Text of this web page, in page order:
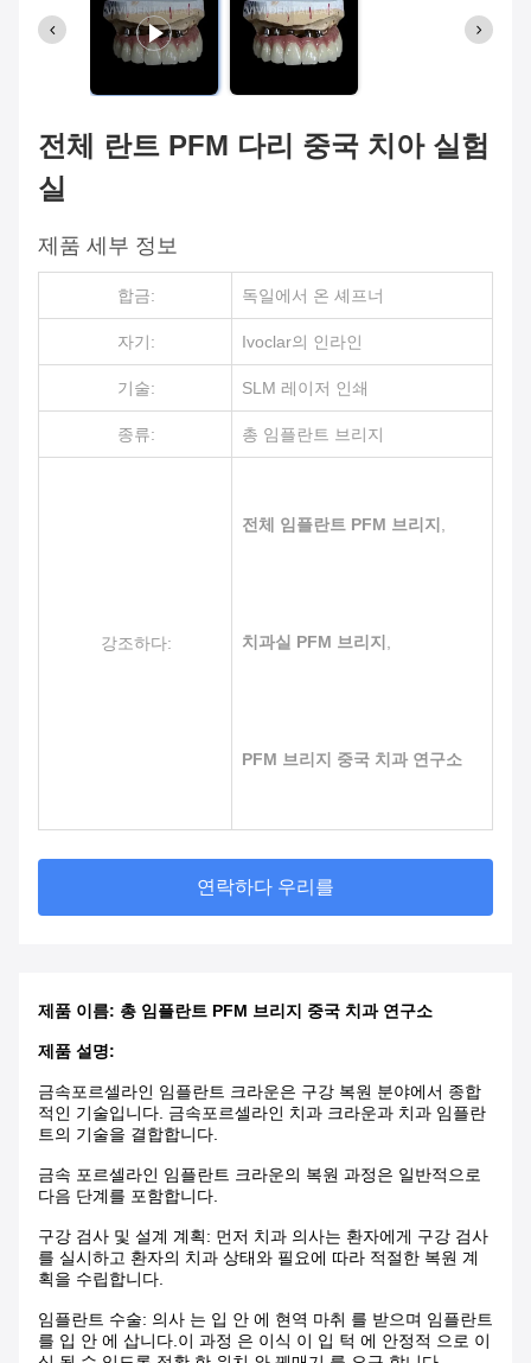
전체 란트 PFM 다리 중국 치아 실험
실
제품 세부 정보
합금: 독일에서 온 셰프너
자기: Ivoclar의 인라인
기술: SLM 레이저 인쇄
종류: 총 임플란트 브리지
강조하다:
전체 임플란트 PFM 브리지
치과실 PFM 브리지
PFM 브리지 중국 치과 연구소
연락하다 우리를
제품 이름: 총 임플란트 PFM 브리지 중국 치과 연구소
제품 설명:
금속포르셀라인 임플란트 크라운은 구강 복원 분야에서 종합
적인 기술입니다. 금속포르셀라인 치과 크라운과 치과 임플란
트의 기술을 결합합니다.
금속 포르셀라인 임플란트 크라운의 복원 과정은 일반적으로
다음 단계를 포함합니다.
구강 검사 및 설계 계획: 먼저 치과 의사는 환자에게 구강 검사
를 실시하고 환자의 치과 상태와 필요에 따라 적절한 복원 계
획을 수립합니다.
임플란트 수술: 의사 는 입 안 에 현역 마취 를 받으며 임플란트
를 입 안 에 삽니다.이 과정 은 이식 이 입 턱 에 안정적 으로 이